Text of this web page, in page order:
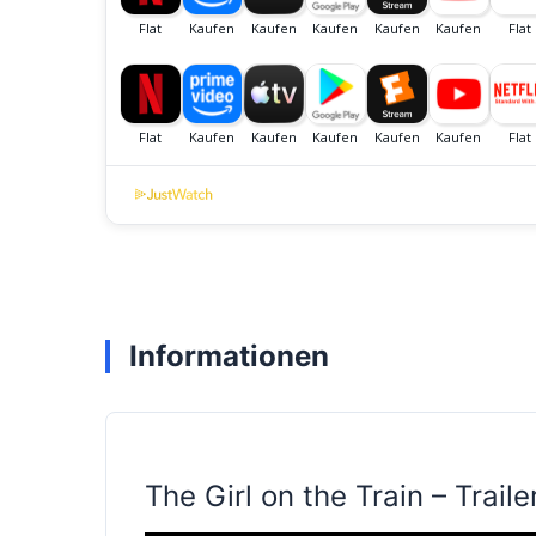
Informationen
The Girl on the Train –